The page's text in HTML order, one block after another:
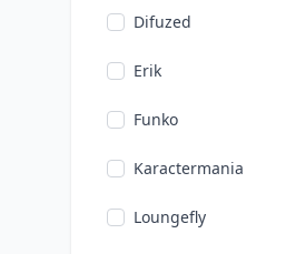
Schulbeginn
Difuzed
Erik
Funko
Karactermania
Loungefly